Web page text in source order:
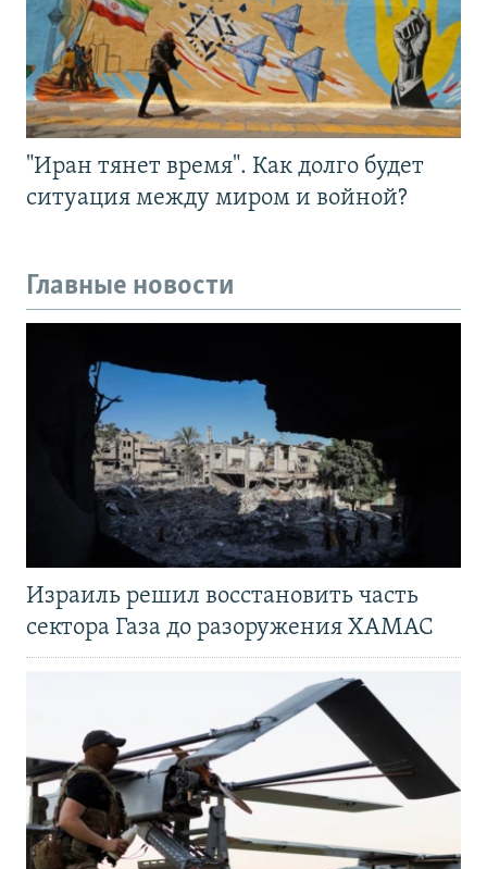
"Иран тянет время". Как долго будет
ситуация между миром и войной?
Главные новости
Израиль решил восстановить часть
сектора Газа до разоружения ХАМАС